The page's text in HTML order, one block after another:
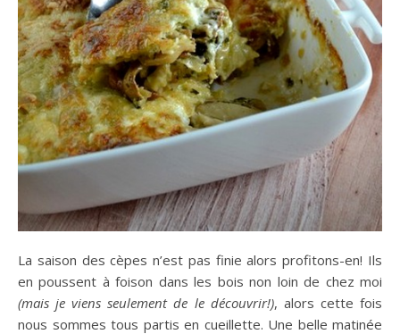
La saison des cèpes n’est pas finie alors profitons-en! Ils
en poussent à foison dans les bois non loin de chez moi
(mais je viens seulement de le découvrir!), alors cette fois
nous sommes tous partis en cueillette. Une belle matinée